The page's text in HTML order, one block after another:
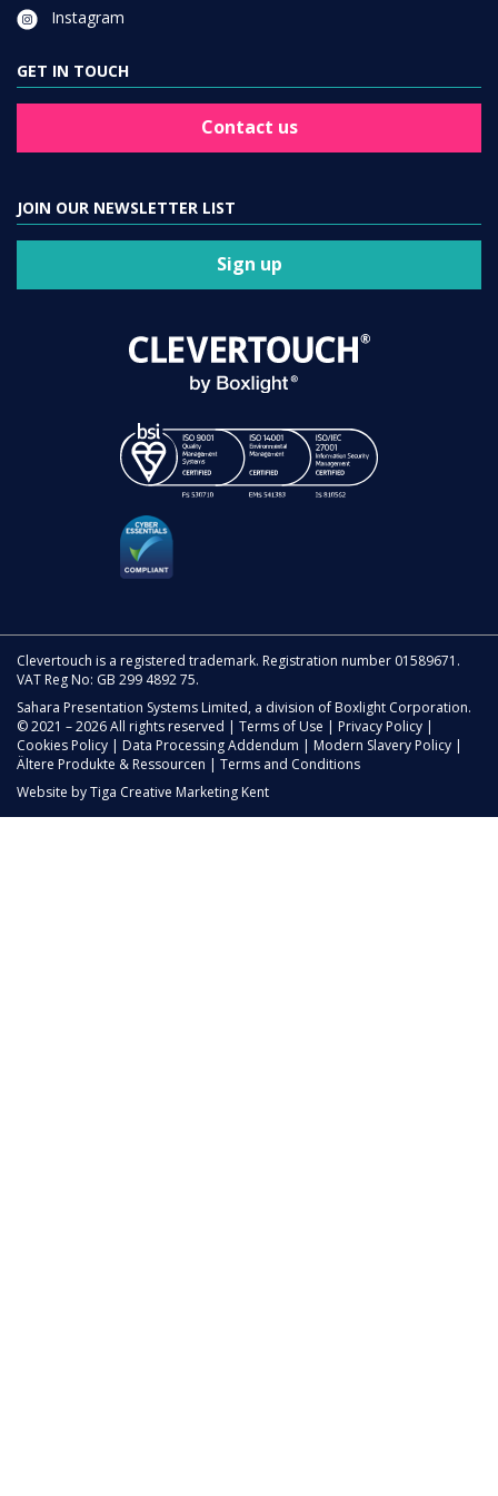
Instagram
GET IN TOUCH
Contact us
JOIN OUR NEWSLETTER LIST
Sign up
Clevertouch is a registered trademark. Registration number 01589671.
VAT Reg No: GB 299 4892 75.
Sahara Presentation Systems Limited, a division of Boxlight Corporation.
© 2021 – 2026 All rights reserved | Terms of Use Privacy Policy
Cookies Policy
Data Processing Addendum Modern Slavery Policy
Ältere Produkte & Ressourcen
Terms and Conditions
Website byTiga Creative Marketing Kent